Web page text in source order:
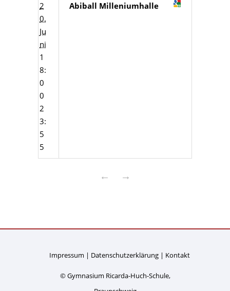
2
0.
Ju
ni
1
8:
0
0
2
3:
5
5
Abiball Milleniumhalle
← →
Impressum Datenschutzerklärung Kontakt
© Gymnasium Ricarda-Huch-Schule,